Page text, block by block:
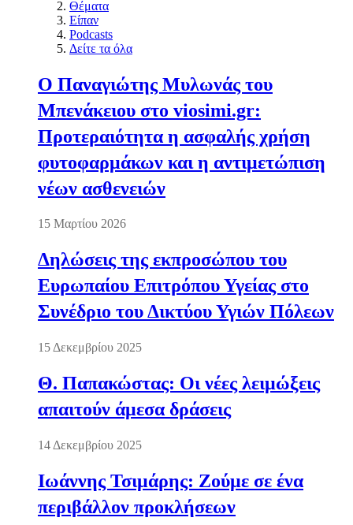
Θέματα
Είπαν
Podcasts
Δείτε τα όλα
Ο Παναγιώτης Μυλωνάς του
Μπενάκειου στο viosimi.gr:
Προτεραιότητα η ασφαλής χρήση
φυτοφαρμάκων και η αντιμετώπιση
νέων ασθενειών
15 Μαρτίου 2026
Δηλώσεις της εκπροσώπου του
Ευρωπαίου Επιτρόπου Υγείας στο
Συνέδριο του Δικτύου Υγιών Πόλεων
15 Δεκεμβρίου 2025
Θ. Παπακώστας: Οι νέες λειμώξεις
απαιτούν άμεσα δράσεις
14 Δεκεμβρίου 2025
Ιωάννης Τσιμάρης: Ζούμε σε ένα
περιβάλλον προκλήσεων